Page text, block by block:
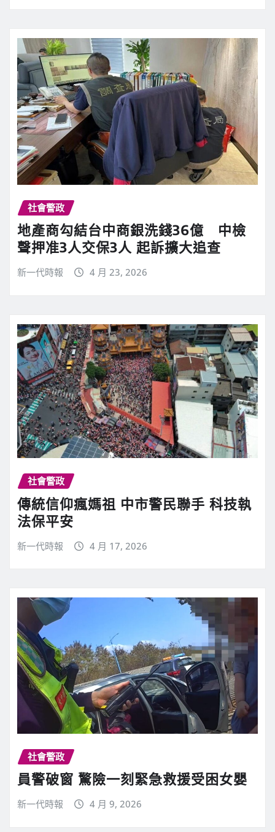
社會警政
地產商勾結台中商銀洗錢36億 中檢
聲押准3人交保3人 起訴擴大追查
新一代時報 4 月 23, 2026
社會警政
傳統信仰瘋媽祖 中市警民聯手 科技執
法保平安
新一代時報 4 月 17, 2026
社會警政
員警破窗 驚險一刻緊急救援受困女嬰
新一代時報 4 月 9, 2026